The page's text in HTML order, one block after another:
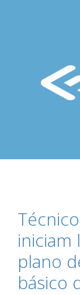
iniciam
plano
básico